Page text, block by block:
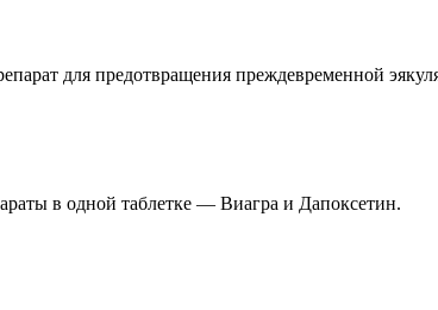
для предотвращения преждевременной
в одной таблетке — Виагра и Дапоксетин.